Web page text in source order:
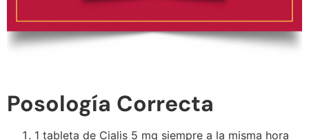
Posología Correcta
1 tableta de Cialis 5 mg siempre a la misma hora